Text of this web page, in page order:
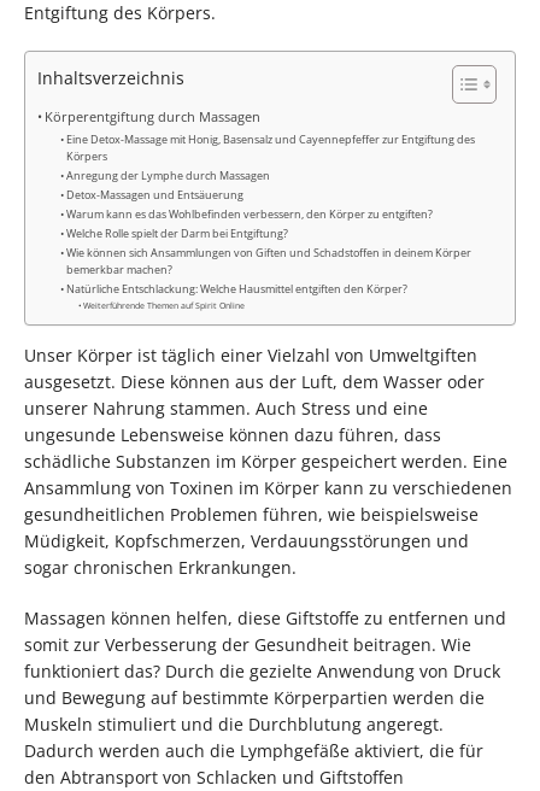
Entgiftung des Körpers.
Inhaltsverzeichnis
Körperentgiftung durch Massagen
Eine Detox-Massage mit Honig, Basensalz und Cayennepfeffer zur Entgiftung des
Körpers
Anregung der Lymphe durch Massagen
Detox-Massagen und Entsäuerung
Warum kann es das Wohlbefinden verbessern, den Körper zu entgiften?
Welche Rolle spielt der Darm bei Entgiftung?
Wie können sich Ansammlungen von Giften und Schadstoffen in deinem Körper
bemerkbar machen?
Natürliche Entschlackung: Welche Hausmittel entgiften den Körper?
Weiterführende Themen auf Spirit Online
Unser Körper ist täglich einer Vielzahl von Umweltgiften
ausgesetzt. Diese können aus der Luft, dem Wasser oder
unserer Nahrung stammen. Auch Stress und eine
ungesunde Lebensweise können dazu führen, dass
schädliche Substanzen im Körper gespeichert werden. Eine
Ansammlung von Toxinen im Körper kann zu verschiedenen
gesundheitlichen Problemen führen, wie beispielsweise
Müdigkeit, Kopfschmerzen, Verdauungsstörungen und
sogar chronischen Erkrankungen.
Massagen können helfen, diese Giftstoffe zu entfernen und
somit zur Verbesserung der Gesundheit beitragen. Wie
funktioniert das? Durch die gezielte Anwendung von Druck
und Bewegung auf bestimmte Körperpartien werden die
Muskeln stimuliert und die Durchblutung angeregt.
Dadurch werden auch die Lymphgefäße aktiviert, die für
den Abtransport von Schlacken und Giftstoffen